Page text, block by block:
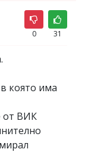
0 31
която има
от ВИК